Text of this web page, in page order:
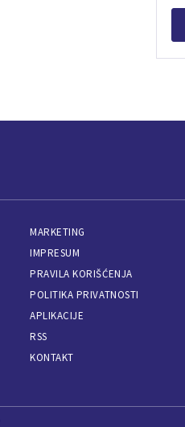
MARKETING
IMPRESUM
PRAVILA KORIŠĆENJA
POLITIKA PRIVATNOSTI
APLIKACIJE
RSS
KONTAKT